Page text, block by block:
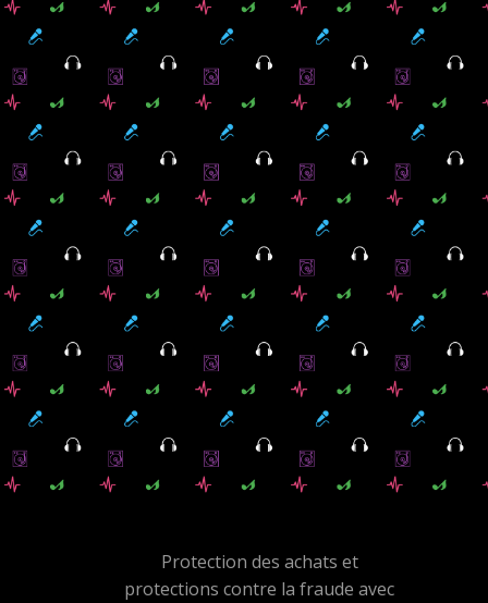
Protection des achats et
protections contre la fraude avec